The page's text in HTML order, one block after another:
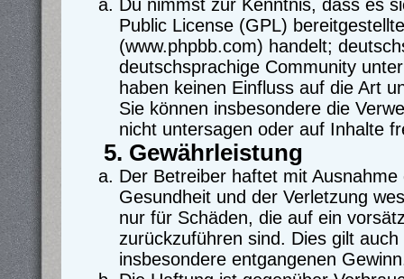
Du nimmst zur Kenntnis, dass es
Public License (GPL)
(www.phpbb.com) handelt;
deutschsprachige Community
haben keinen Einfluss auf die Art
Sie können insbesondere die
nicht untersagen oder auf Inhalte
5. Gewährleistung
Der Betreiber haftet mit
Gesundheit und der Verletzung
nur für Schäden, die auf ein
zurückzuführen sind. Dies gilt
insbesondere entgangenen